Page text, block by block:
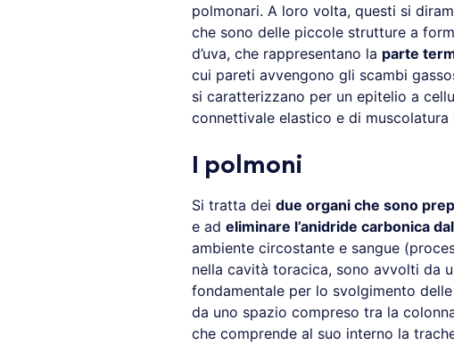
polmonari. A loro volta, questi si
che sono delle piccole strutture a
d’uva, che rappresentano la parte
cui pareti avvengono gli scambi
si caratterizzano per un epitelio a
connettivale elastico e di muscolatura
I polmoni
Si tratta dei due organi che sono
e ad eliminare l’anidride carbonica
ambiente circostante e sangue
nella cavità toracica, sono avvolti da
fondamentale per lo svolgimento
da uno spazio compreso tra la
che comprende al suo interno la